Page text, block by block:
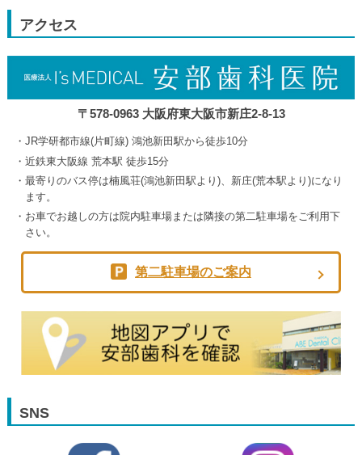
アクセス
〒578-0963 大阪府東大阪市新庄2-8-13
JR学研都市線(片町線) 鴻池新田駅から徒歩10分
近鉄東大阪線 荒本駅 徒歩15分
最寄りのバス停は楠風荘(鴻池新田駅より)、新庄(荒本駅より)になり
ます。
お車でお越しの方は院内駐車場または隣接の第二駐車場をご利用下
さい。
第二駐車場のご案内
SNS